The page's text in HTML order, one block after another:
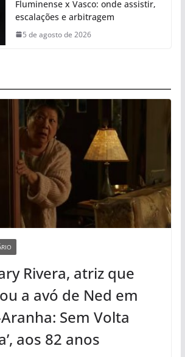
Fluminense x Vasco: onde assistir,
escalações e arbitragem
5 de agosto de 2026
Rivera, atriz que
a avó de Ned em
Sem Volta
aos 82 anos